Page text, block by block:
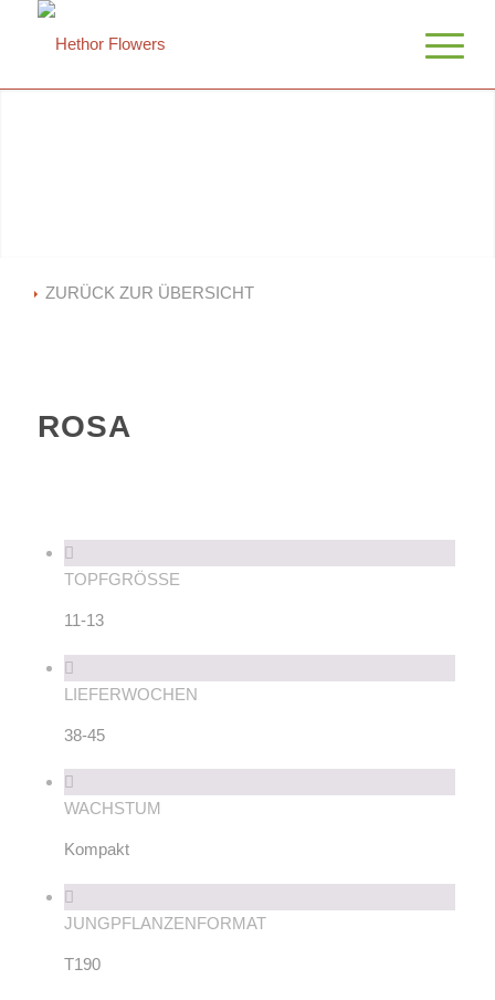
ZURÜCK ZUR ÜBERSICHT
ROSA
TOPFGRÖSSE
11-13
LIEFERWOCHEN
38-45
WACHSTUM
Kompakt
JUNGPFLANZENFORMAT
T190